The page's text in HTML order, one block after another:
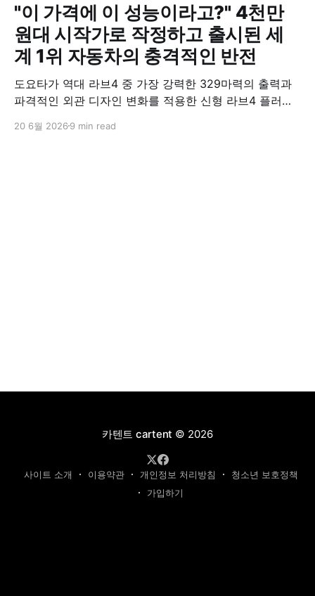
"이 가격에 이 성능이라고?" 4천만
원대 시작가로 작정하고 출시된 세
계 1위 자동차의 충격적인 반전
도요타가 역대 라브4 중 가장 강력한 329마력의 출력과
파격적인 외관 디자인 변화를 적용한 신형 라브4 플러그
충전이 가능하고 전기 모드로만 70km 이상 주행할 수 있
20 6월 2026 9 min read
카텐트 cartent © 2026
사이트 소개 이용약관 개인정보 처리방침
청소년 보호정책
가입하기